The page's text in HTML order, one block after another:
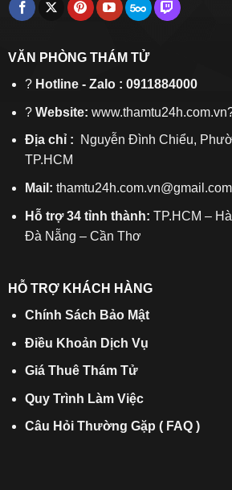
VĂN PHÒNG THÁM TỬ
? Hotline - Zalo : 0911884000
? Website:
Địa chỉ :
Nguyễn Đình Chiểu,
TP.HCM
Mail: thamtu24h.com.vn@gmail.com
Hỗ trợ 34 tỉnh thành: TP.HCM –
Đà Nẵng – Cần Thơ
HỖ TRỢ KHÁCH HÀNG
Chính Sách Bảo Mật
Điều Khoản Dịch Vụ
Giá Thuê Thám Tử
Quy Trình Làm Việc
Câu Hỏi Thường Gặp ( FAQ )